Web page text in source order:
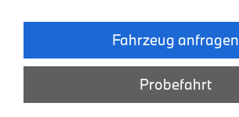
Fahrzeug anfragen
Probefahrt